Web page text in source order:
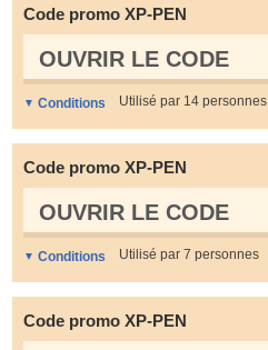
Code promo XP-PEN
OUVRIR LE СODE
Conditions Utilisé par 14 personnes
Code promo XP-PEN
OUVRIR LE СODE
Conditions Utilisé par 7 personnes
Code promo XP-PEN